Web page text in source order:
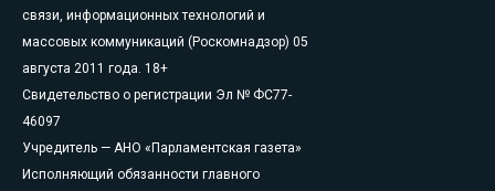
связи, информационных технологий и
массовых коммуникаций (Роскомнадзор) 05
августа 2011 года. 18+
Свидетельство о регистрации Эл № ФС77-
46097
Учредитель — АНО «Парламентская газета»
Исполняющий обязанности главного